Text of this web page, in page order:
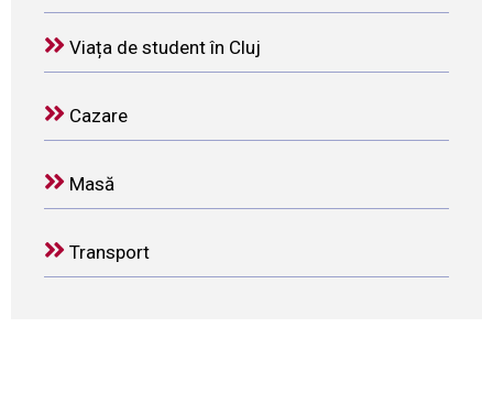
Viața de student în Cluj
Cazare
Masă
Transport